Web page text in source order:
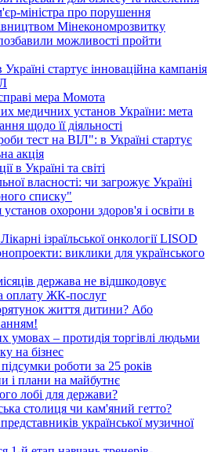
міністра про порушення
Мінекономрозвитку
позбавили можливості пройти
стартує інноваційна кампанія
мера Момота
медичних установ України: мета
щодо її діяльності
тест на ВІЛ": в Україні стартує
акція
в Україні та світі
власності: чи загрожує Україні
списку"
охорони здоров'я і освіти в
ізраїльської онкології LISOD
виклики для українського
держава не відшкодовує
оплату ЖК-послуг
життя дитини? Або
умовах – протидія торгівлі людьми
на бізнес
роботи за 25 років
і плани на майбутнє
лобі для держави?
столиця чи кам'яний гетто?
української музичної